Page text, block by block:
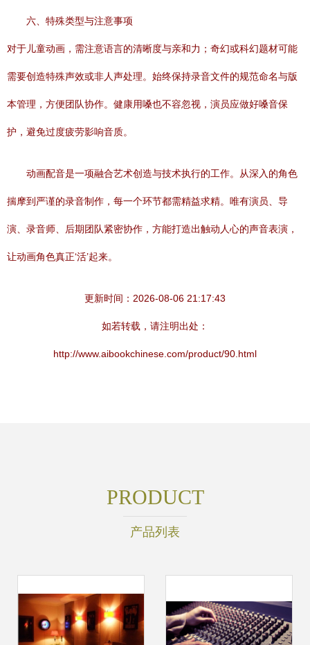
六、特殊类型与注意事项
对于儿童动画，需注意语言的清晰度与亲和力；奇幻或科幻题材可能
需要创造特殊声效或非人声处理。始终保持录音文件的规范命名与版
本管理，方便团队协作。健康用嗓也不容忽视，演员应做好嗓音保
护，避免过度疲劳影响音质。
动画配音是一项融合艺术创造与技术执行的工作。从深入的角色
揣摩到严谨的录音制作，每一个环节都需精益求精。唯有演员、导
演、录音师、后期团队紧密协作，方能打造出触动人心的声音表演，
让动画角色真正‘活’起来。
更新时间：2026-08-06 21:17:43
如若转载，请注明出处：
http://www.aibookchinese.com/product/90.html
PRODUCT
产品列表